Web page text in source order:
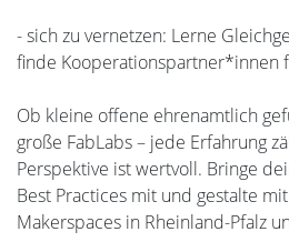
- sich zu vernetzen: Lerne
finde Kooperationspartner*innen
Ob kleine offene ehrenamtlich
große FabLabs – jede Erfahrung
Perspektive ist wertvoll. Bringe
Best Practices mit und gestalte
Makerspaces in Rheinland-Pfalz